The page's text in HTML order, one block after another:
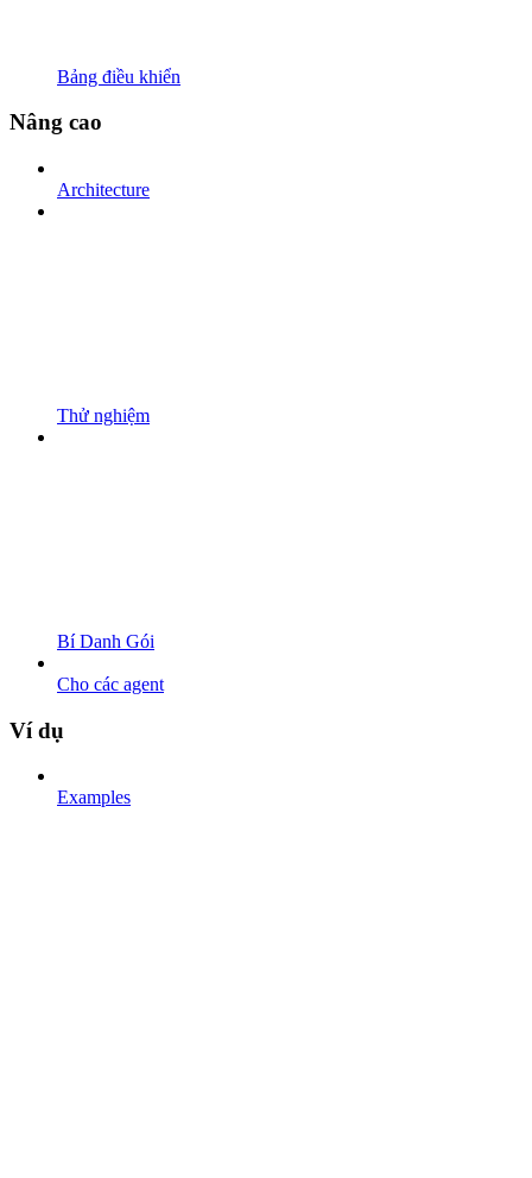
Bảng điều khiển
Nâng cao
Architecture
Thử nghiệm
Bí Danh Gói
Cho các agent
Ví dụ
Examples